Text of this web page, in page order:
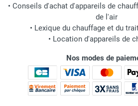
• Conseils d'achat d'appareils de
de l'air
• Lexique du chauffage et du
• Location d'appareils de
Nos modes de